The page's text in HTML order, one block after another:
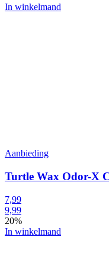
In winkelmand
Aanbieding
Turtle Wax Odor-X
7,99
9,99
20%
In winkelmand